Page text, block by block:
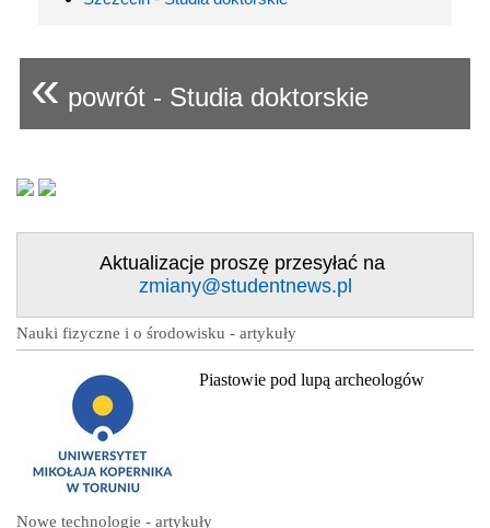
« powrót - Studia doktorskie
Aktualizacje proszę przesyłać na
zmiany@studentnews.pl
Nauki fizyczne i o środowisku - artykuły
Piastowie pod lupą archeologów
Nowe technologie - artykuły